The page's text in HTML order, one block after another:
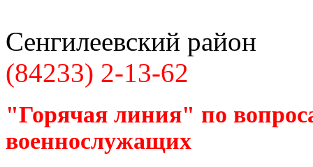
Сенгилеевский район
(84233) 2-13-62
"Горячая линия" по
военнослужащих